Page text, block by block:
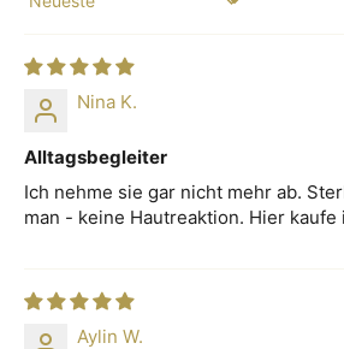
Sort by
Nina K.
Alltagsbegleiter
Ich nehme sie gar nicht mehr ab.
man - keine Hautreaktion. Hier
Aylin W.